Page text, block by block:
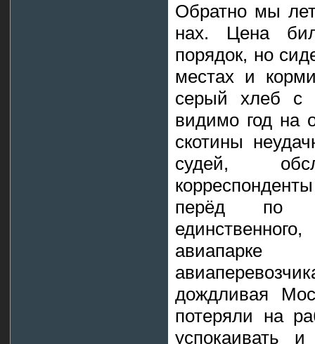
Обратно мы
нах. Цена
порядок, но
местах и
серый хлеб с
видимо год на
скотины
судей,
перёд по
авиапарке
дождливая
потеряли на
успокаивать